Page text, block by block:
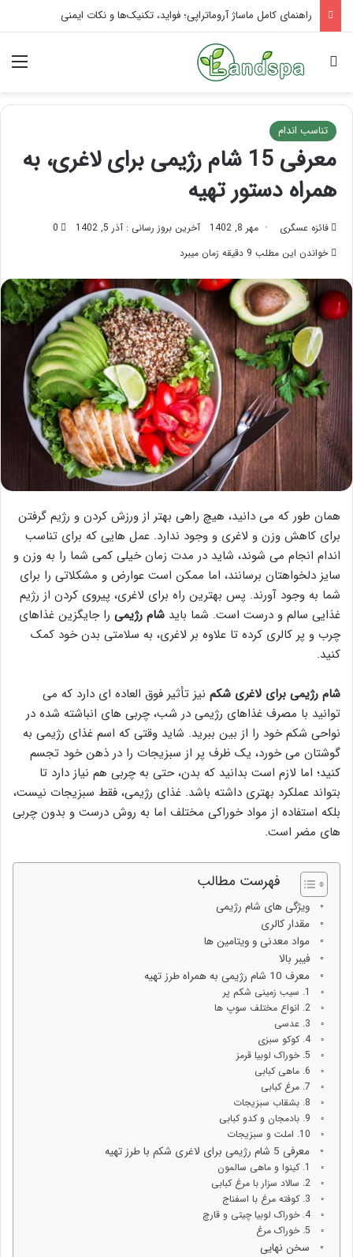
تاثیر ماساژ بر افسردگی؛ با ماساژ درمانی افسردگی را درمان کنید!
جستجو برای
تناسب اندام
معرفی 15 شام رژیمی برای لاغری، به
همراه دستور تهیه
فائزه عسگری مهر 8, 1402 آخرین بروز رسانی : آذر 5, 1402
0
خواندن این مطلب 9 دقیقه زمان میبرد
همان طور که می دانید، هیچ راهی بهتر از ورزش کردن و رژیم گرفتن
برای کاهش وزن و لاغری و وجود ندارد. عمل هایی که برای تناسب
اندام انجام می شوند، شاید در مدت زمان خیلی کمی شما را به وزن و
سایز دلخواهتان برسانند، اما ممکن است عوارض و مشکلاتی را برای
شما به وجود آورند. پس بهترین راه برای لاغری، پیروی کردن از رژیم
غذایی سالم و درست است. شما باید شام رژیمی را جایگزین غذاهای
چرب و پر کالری کرده تا علاوه بر لاغری، به سلامتی بدن خود کمک
کنید.
شام رژیمی برای لاغری شکم نیز تأثیر فوق العاده ای دارد که می
توانید با مصرف غذاهای رژیمی در شب، چربی های انباشته شده در
نواحی شکم خود را از بین ببرید. شاید وقتی که اسم غذای رژیمی به
گوشتان می خورد، یک ظرف پر از سبزیجات را در ذهن خود تجسم
کنید؛ اما لازم است بدانید که بدن، حتی به چربی هم نیاز دارد تا
بتواند عملکرد بهتری داشته باشد. غذای رژیمی، فقط سبزیجات نیست،
بلکه استفاده از مواد خوراکی مختلف اما به روش درست و بدون چربی
های مضر است.
فهرست مطالب
ویژگی های شام رژیمی
مقدار کالری
مواد معدنی و ویتامین ها
فیبر بالا
معرف 10 شام رژیمی به همراه طرز تهیه
1. سیب زمینی شکم پر
2. انواع مختلف سوپ ها
3. عدسی
4. کوکو سبزی
5. خوراک لوبیا قرمز
6. ماهی کبابی
7. مرغ کبابی
8. بشقاب سبزیجات
9. بادمجان و کدو کبابی
10. املت و سبزیجات
معرفی 5 شام رژیمی برای لاغری شکم با طرز تهیه
1. کینوا و ماهی سالمون
2. سالاد سزار با مرغ کبابی
3. کوفته مرغ با اسفناج
4. خوراک لوبیا چیتی و قارچ
5. خوراک مرغ
سخن نهایی